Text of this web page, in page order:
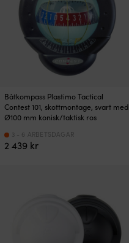
Båtkompass Plastimo Tactical
Contest 101, skottmontage, svart med
Ø100 mm konisk/taktisk ros
2 439 kr
3 - 6 ARBETSDAGAR